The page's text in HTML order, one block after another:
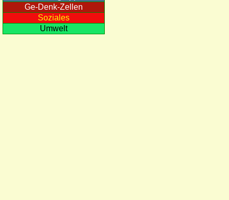
Ge-Denk-Zellen
Soziales
Umwelt